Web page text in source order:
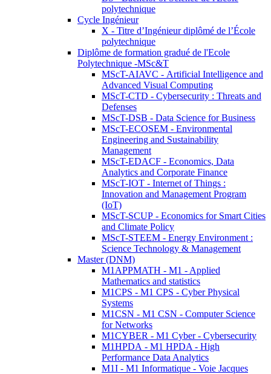
polytechnique
Cycle Ingénieur
X - Titre d’Ingénieur diplômé de l’École
polytechnique
Diplôme de formation gradué de l'Ecole
Polytechnique -MSc&T
MScT-AIAVC - Artificial Intelligence and
Advanced Visual Computing
MScT-CTD - Cybersecurity : Threats and
Defenses
MScT-DSB - Data Science for Business
MScT-ECOSEM - Environmental
Engineering and Sustainability
Management
MScT-EDACF - Economics, Data
Analytics and Corporate Finance
MScT-IOT - Internet of Things :
Innovation and Management Program
(IoT)
MScT-SCUP - Economics for Smart Cities
and Climate Policy
MScT-STEEM - Energy Environment :
Science Technology & Management
Master (DNM)
M1APPMATH - M1 - Applied
Mathematics and statistics
M1CPS - M1 CPS - Cyber Physical
Systems
M1CSN - M1 CSN - Computer Science
for Networks
M1CYBER - M1 Cyber - Cybersecurity
M1HPDA - M1 HPDA - High
Performance Data Analytics
M1I - M1 Informatique - Voie Jacques